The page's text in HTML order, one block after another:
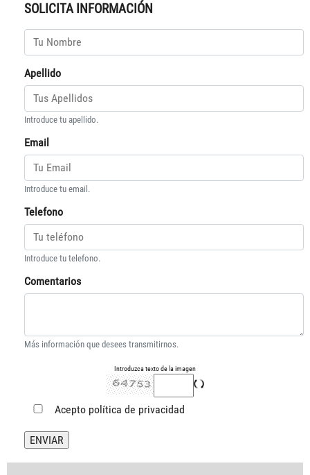
SOLICITA INFORMACIÓN
Apellido
Introduce tu apellido.
Email
Introduce tu email.
Telefono
Introduce tu telefono.
Comentarios
Más información que desees transmitirnos.
Introduzca texto de la imagen
Acepto política de privacidad